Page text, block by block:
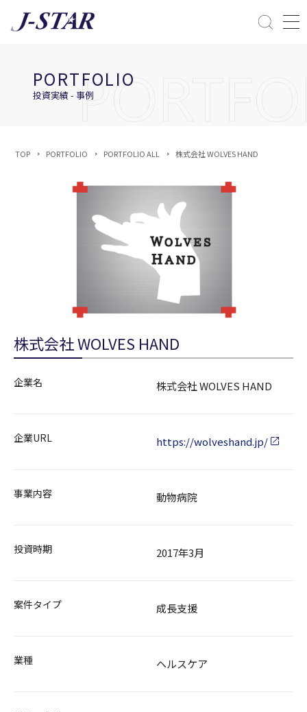
ESGへの配慮PORTFOLIO
投資実績 - 事例
TOP PORTFOLIO PORTFOLIO ALL 株式会社 WOLVES HAND
株式会社 WOLVES HAND
企業名 株式会社 WOLVES HAND
企業URL https://wolveshand.jp/
事業内容 動物病院
投資時期 2017年3月
案件タイプ 成長支援
業種 ヘルスケア